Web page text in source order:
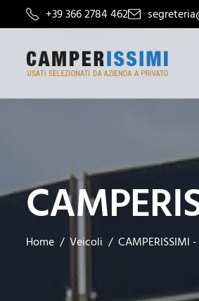
+39 366 2784 462
Home Veicoli CAMPERISSIMI